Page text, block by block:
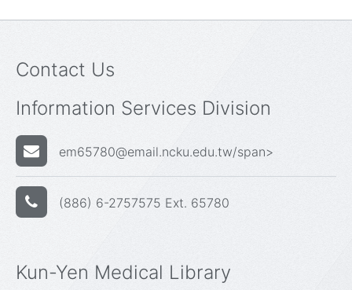
Contact Us
Information Services Division
em65780@email.ncku.edu.tw/span>
(886) 6-2757575 Ext. 65780
Kun-Yen Medical Library